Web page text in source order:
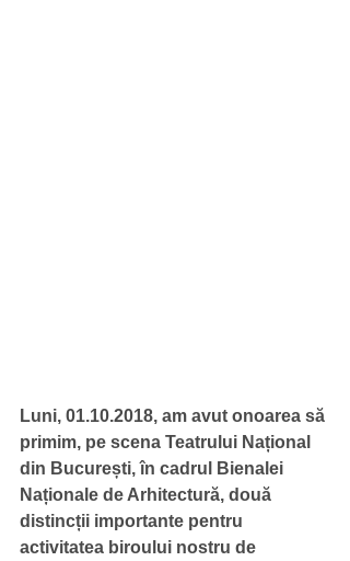
Luni, 01.10.2018, am avut onoarea să
primim, pe scena Teatrului Național
din București, în cadrul Bienalei
Naționale de Arhitectură, două
distincții importante pentru
activitatea biroului nostru de